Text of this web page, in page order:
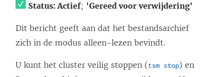
Status: Actief; 'Gereed voor verwijdering'
Dit bericht geeft aan dat het bestandsarchief
zich in de modus alleen-lezen bevindt.
U kunt het cluster veilig stoppen (tsm stop) en